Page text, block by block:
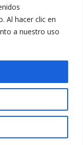
Al hacer clic en
a nuestro uso
Murcia
Diseño web